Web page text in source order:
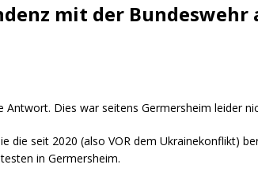
mit der Bundeswehr
Antwort. Dies war seitens Germersheim leider
die seit 2020 (also VOR dem Ukrainekonflikt)
in Germersheim.